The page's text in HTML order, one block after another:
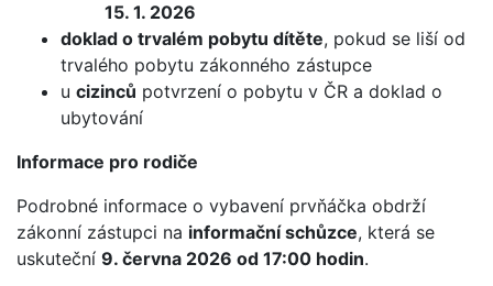
15. 1. 2026
doklad o trvalém pobytu dítěte, pokud se liší od
trvalého pobytu zákonného zástupce
u cizinců potvrzení o pobytu v ČR a doklad o
ubytování
Informace pro rodiče
Podrobné informace o vybavení prvňáčka obdrží
zákonní zástupci na informační schůzce, která se
uskuteční 9. června 2026 od 17:00 hodin.